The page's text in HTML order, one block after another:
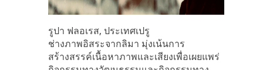
รูปา ฟลอเรส, ประเทศเปรู
ช่างภาพอิสระจากลิมา มุ่งเน้นการ
สร้างสรรค์เนื้อหาภาพและเสียงเพื่อเผยแพร่